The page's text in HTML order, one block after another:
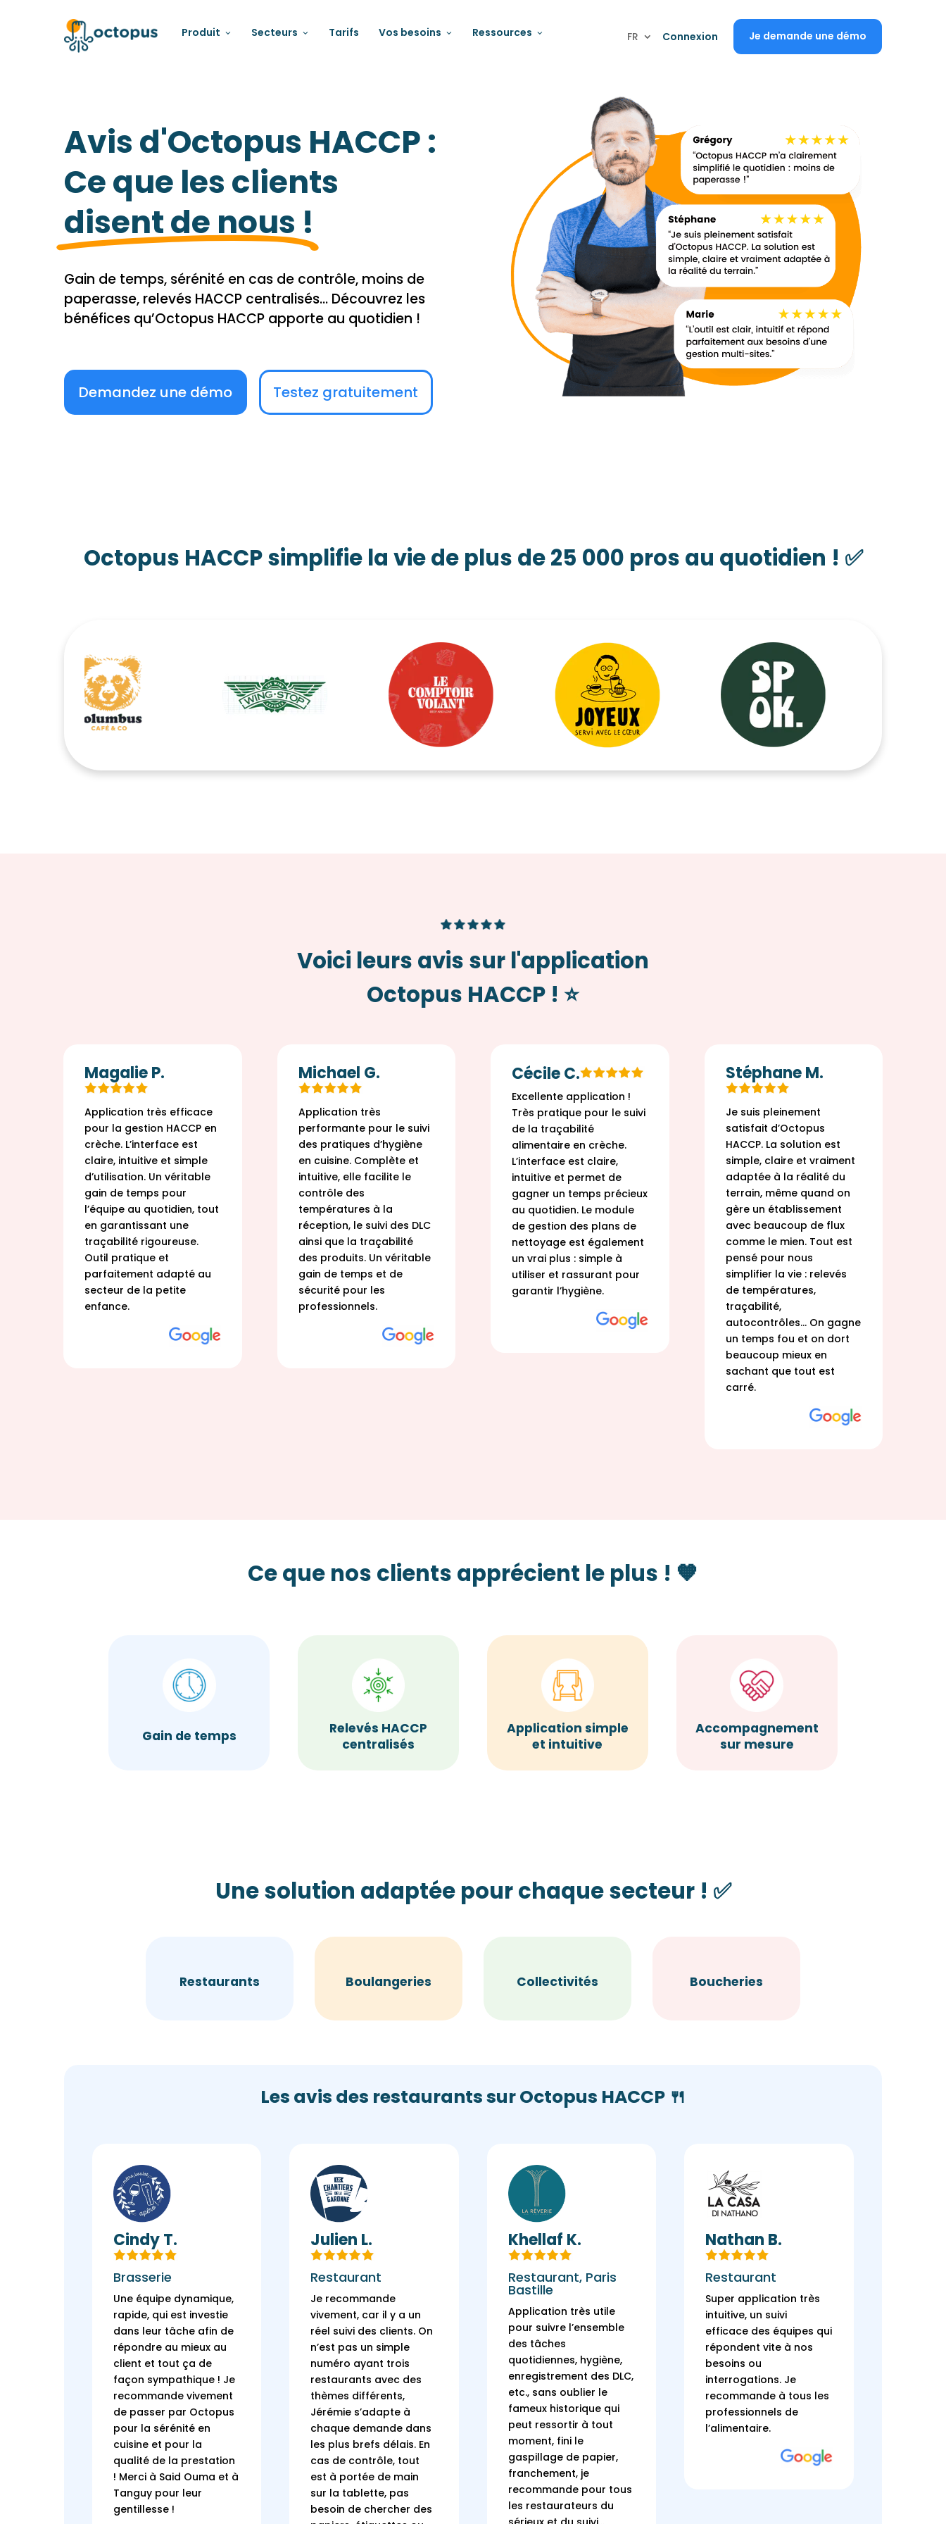
Produit Secteurs Tarifs Vos besoins Ressources FR Connexion Je demande une démo
Avis d'Octopus HACCP :
Ce que les clients
disent de nous !
Gain de temps, sérénité en cas de contrôle, moins de
paperasse, relevés HACCP centralisés… Découvrez les
bénéfices qu’Octopus HACCP apporte au quotidien !
Demandez une démo Testez gratuitement
Octopus HACCP simplifie la vie de plus de 25 000 pros au quotidien ! ✅
Voici leurs avis sur l'application
Octopus HACCP ! ⭐
Magalie P.
Application très efficace
pour la gestion HACCP en
crèche. L’interface est
claire, intuitive et simple
d’utilisation. Un véritable
gain de temps pour
l’équipe au quotidien, tout
en garantissant une
traçabilité rigoureuse.
Outil pratique et
parfaitement adapté au
secteur de la petite
enfance.
Michael G.
Application très
performante pour le suivi
des pratiques d’hygiène
en cuisine. Complète et
intuitive, elle facilite le
contrôle des
températures à la
réception, le suivi des DLC
ainsi que la traçabilité
des produits. Un véritable
gain de temps et de
sécurité pour les
professionnels.
Cécile C.
Excellente application !
Très pratique pour le suivi
de la traçabilité
alimentaire en crèche.
L’interface est claire,
intuitive et permet de
gagner un temps précieux
au quotidien. Le module
de gestion des plans de
nettoyage est également
un vrai plus : simple à
utiliser et rassurant pour
garantir l’hygiène.
Stéphane M.
Je suis pleinement
satisfait d’Octopus
HACCP. La solution est
simple, claire et vraiment
adaptée à la réalité du
terrain, même quand on
gère un établissement
avec beaucoup de flux
comme le mien. Tout est
pensé pour nous
simplifier la vie : relevés
de températures,
traçabilité,
autocontrôles… On gagne
un temps fou et on dort
beaucoup mieux en
sachant que tout est
carré.
Ce que nos clients apprécient le plus ! 🧡
Gain de temps
Relevés HACCP
centralisés
Application simple
et intuitive
Accompagnement
sur mesure
Une solution adaptée pour chaque secteur ! ✅
Restaurants Boulangeries Collectivités Boucheries
Les avis des restaurants sur Octopus HACCP 🍴
Cindy T.
Brasserie
Une équipe dynamique,
rapide, qui est investie
dans leur tâche afin de
répondre au mieux au
client et tout ça de
façon sympathique ! Je
recommande vivement
de passer par Octopus
pour la sérénité en
cuisine et pour la
qualité de la prestation
! Merci à Said Ouma et à
Tanguy pour leur
gentillesse !
Julien L.
Restaurant
Je recommande
vivement, car il y a un
réel suivi des clients. On
n’est pas un simple
numéro ayant trois
restaurants avec des
thèmes différents,
Jérémie s’adapte à
chaque demande dans
les plus brefs délais. En
cas de contrôle, tout
est à portée de main
sur la tablette, pas
besoin de chercher des
Khellaf K.
Restaurant, Paris
Bastille
Application très utile
pour suivre l’ensemble
des tâches
quotidiennes, hygiène,
enregistrement des DLC,
etc., sans oublier le
fameux historique qui
peut ressortir à tout
moment, fini le
gaspillage de papier,
franchement, je
recommande pour tous
les restaurateurs du
Nathan B.
Restaurant
Super application très
intuitive, un suivi
efficace des équipes qui
répondent vite à nos
besoins ou
interrogations. Je
recommande à tous les
professionnels de
l’alimentaire.